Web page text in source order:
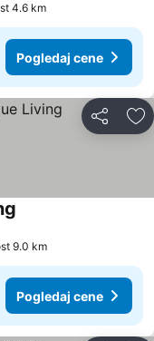
4.6 km
Pogledaj cene
Deli
9.0 km
Pogledaj cene